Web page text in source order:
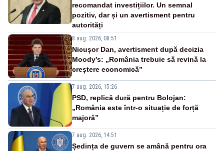
recomandat investițiilor. Un semnal
pozitiv, dar și un avertisment pentru
autorități
8 aug. 2026, 08:51
Nicușor Dan, avertisment după decizia
Moody’s: „România trebuie să revină la
creștere economică”
7 aug. 2026, 15:26
PSD, replică dură pentru Bolojan:
„România este într-o situație de forță
majoră”
7 aug. 2026, 14:51
Ședința de guvern se amână pentru ora